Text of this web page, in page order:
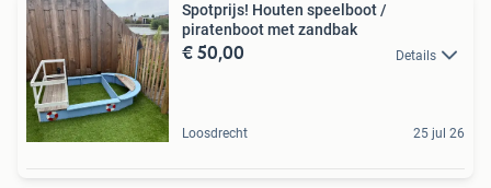
Spotprijs! Houten speelboot /
piratenboot met zandbak
€ 50,00 Details
Loosdrecht 25 jul 26